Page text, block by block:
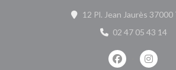
12 Pl. Jean Jaurès 37000
02 47 05 43 14
Facebook